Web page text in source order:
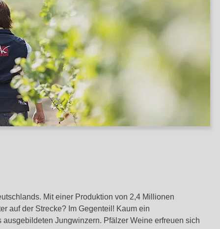
Mit einer Produktion von 2,4 Millionen
auf der Strecke? Im Gegenteil! Kaum ein
Jungwinzern. Pfälzer Weine erfreuen sich